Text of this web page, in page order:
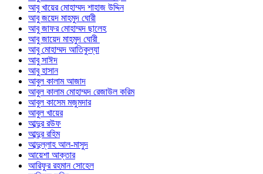
আবু খায়ের মোহাম্মদ শাহাজ উদ্দিন
আবু জয়েদ মাহমুদ ঘোরী
আবু জাফর মোহাম্মদ ছালেহ
আবু জায়েদ মাহমুদ ঘোরী
আবু মোহাম্মদ আতিকুল্যা
আবু সাঈদ
আবু হাসান
আবুল কালাম আজাদ
আবুল কালাম মোহাম্মদ রেজাউল করিম
আবুল কাসেম মজুমদার
আবুল খায়ের
আব্দুর রউফ
আব্দুর রহিম
আব্দুল্লাহ আল-মাসুদ
আয়েশা আক্তার
আরিফুর রহমান সোহেল